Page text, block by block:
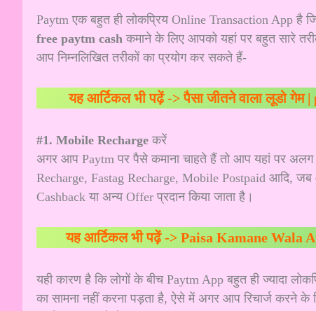
Paytm एक बहुत ही लोकप्रिय Online Transaction App
free paytm cash कमाने के लिए आपको यहां पर बहुत सारे
आप निम्नलिखित तरीकों का प्रयोग कर सकते हैं-
यह आर्टिकल भी पढ़ें ->पैसा जीतने वाला लूडो गेम
#1. Mobile Rechargeकरें
अगर आप Paytm पर पैसे कमाना चाहते हैं तो आप यहां पर
Recharge, Fastag Recharge, Mobile Postpaid आदि,
Cashback या अन्य Offer प्रदान किया जाता है।
यह आर्टिकल भी पढ़ें -> Paisa Kamane Wala
यही कारण है कि लोगों के बीच Paytm App बहुत ही ज्यादा
का सामना नहीं करना पड़ता है, ऐसे में अगर आप रिचार्ज करने